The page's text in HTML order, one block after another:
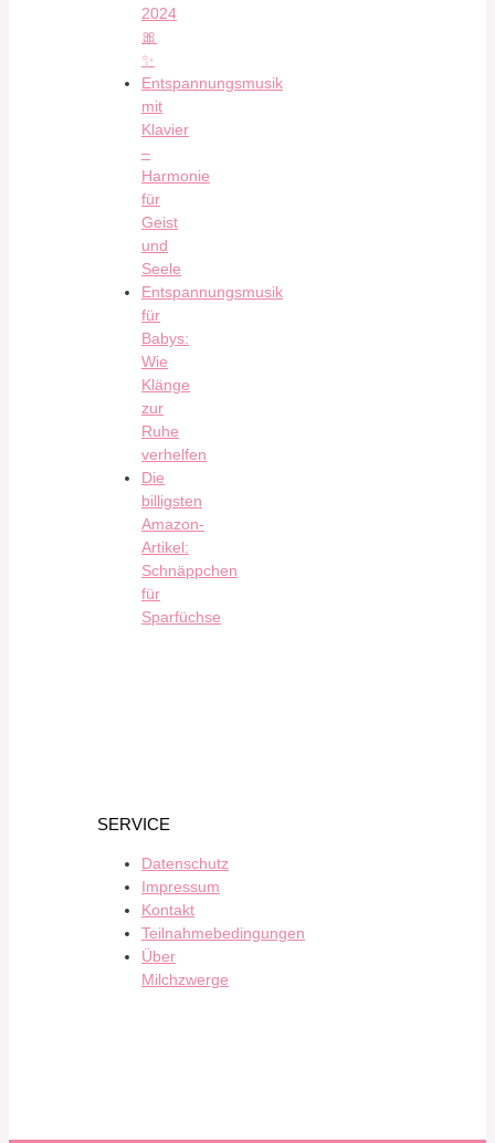
2024
🎀
✨
Entspannungsmusik
mit
Klavier
–
Harmonie
für
Geist
und
Seele
Entspannungsmusik
für
Babys:
Wie
Klänge
zur
Ruhe
verhelfen
Die
billigsten
Amazon-
Artikel:
Schnäppchen
für
Sparfüchse
SERVICE
Datenschutz
Impressum
Kontakt
Teilnahmebedingungen
Über
Milchzwerge